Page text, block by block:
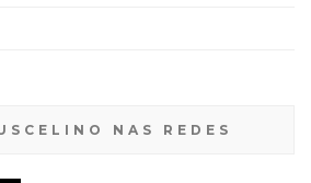
NAS REDES